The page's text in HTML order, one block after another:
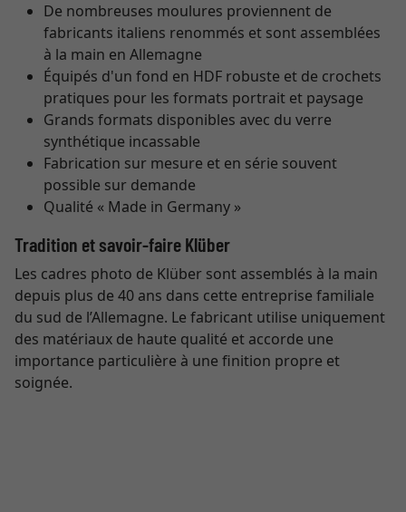
De nombreuses moulures proviennent de
fabricants italiens renommés et sont assemblées
à la main en Allemagne
Équipés d'un fond en HDF robuste et de crochets
pratiques pour les formats portrait et paysage
Grands formats disponibles avec du verre
synthétique incassable
Fabrication sur mesure et en série souvent
possible sur demande
Qualité « Made in Germany »
Tradition et savoir-faire Klüber
Les cadres photo de Klüber sont assemblés à la main
depuis plus de 40 ans dans cette entreprise familiale
du sud de l’Allemagne. Le fabricant utilise uniquement
des matériaux de haute qualité et accorde une
importance particulière à une finition propre et
soignée.